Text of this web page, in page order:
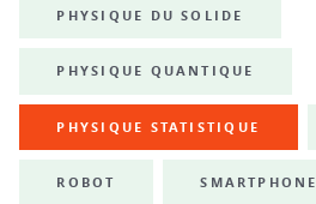
PHYSIQUE DU SOLIDE
PHYSIQUE QUANTIQUE
PHYSIQUE STATISTIQUE
ROBOT SMARTPHONE